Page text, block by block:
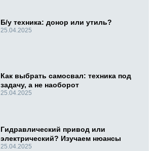
Б/у техника: донор или утиль?
25.04.2025
Как выбрать самосвал: техника под
задачу, а не наоборот
25.04.2025
Гидравлический привод или
электрический? Изучаем нюансы
25.04.2025